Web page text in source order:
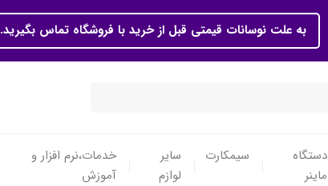
به علت نوسانات قیمتی قبل از خرید با فروشگاه تماس بگیرید.
دستگاه
ماینر
سیمکارت
سایر
لوازم
خدمات،نرم افزار و
آموزش